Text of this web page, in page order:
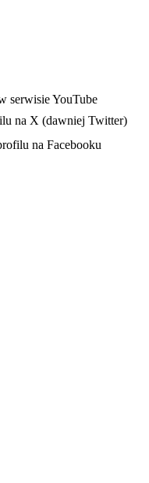
serwisie YouTube
na X (dawniej Twitter)
na Facebooku